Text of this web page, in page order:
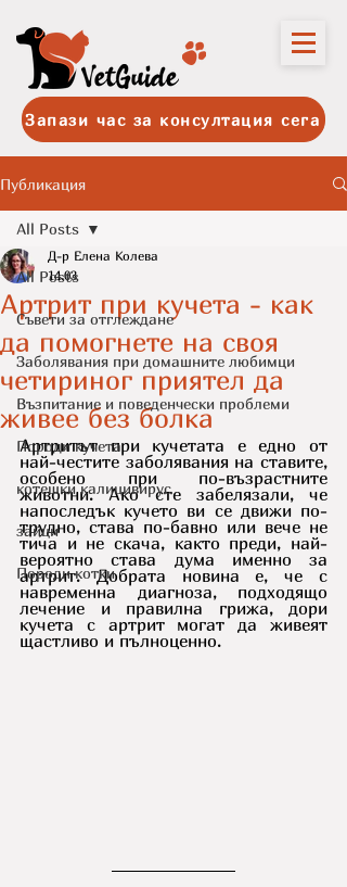
Запази час за консултация сега
Публикация
All Posts
Съвети за отглеждане
Заболявания при домашните любимци
Възпитание и поведенчески проблеми
Породи кучета
котешки калицивирус
зайци
Породи котки
All Posts
Артрит при кучета - как
да помогнете на своя
четириног приятел да
живее без болка
Д-р Елена Колева
14.03
Артритът при кучетата е едно от
най-честите заболявания на ставите,
особено при по-възрастните
животни. Ако сте забелязали, че
напоследък кучето ви се движи по-
трудно, става по-бавно или вече не
тича и не скача, както преди, най-
вероятно става дума именно за
артрит. Добрата новина е, че с
навременна диагноза, подходящо
лечение и правилна грижа, дори
кучета с артрит могат да живеят
щастливо и пълноценно.